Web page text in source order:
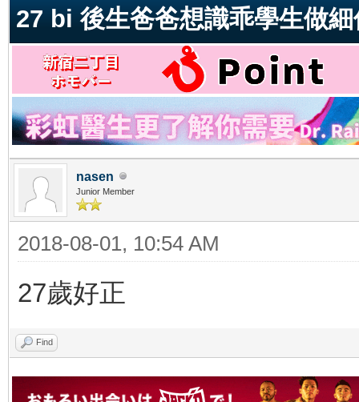
27 bi 後生爸爸想識乖學生做
nasen
Junior Member
2018-08-01, 10:54 AM
27歲好正
Find